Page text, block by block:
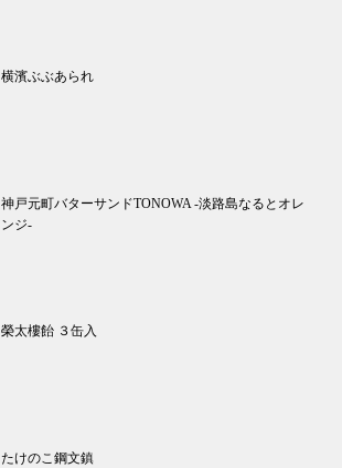
横濱ぶぶあられ
神戸元町バターサンドTONOWA ‐淡路島なるとオレ
ンジ‐
榮太樓飴 ３缶入
たけのこ鋼文鎮